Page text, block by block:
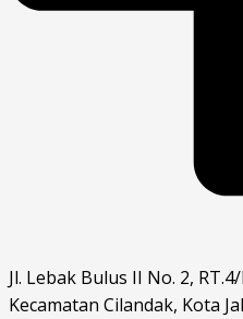
Jl. Lebak Bulus II No. 2,
Kecamatan Cilandak, Kota